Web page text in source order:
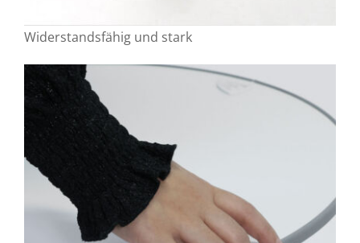
Widerstandsfähig und stark